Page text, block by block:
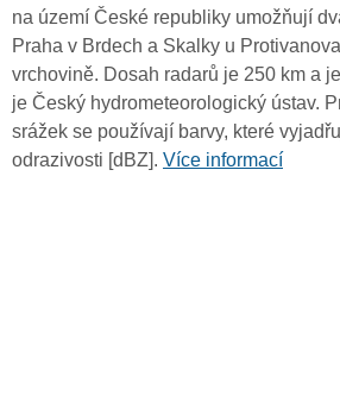
na území České republiky umožňují
Praha v Brdech a Skalky u
vrchovině. Dosah radarů je 250 km a
je Český hydrometeorologický ústav.
srážek se používají barvy, které
odrazivosti [dBZ]. Více informací